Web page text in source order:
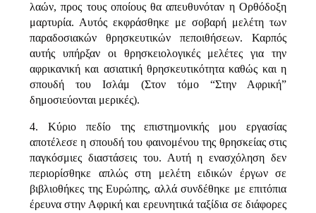
λαών, προς τους οποίους θα απευθυνόταν η Ορθόδοξη
μαρτυρία. Αυτός εκφράσθηκε με σοβαρή μελέτη των
παραδοσιακών θρησκευτικών πεποιθήσεων. Καρπός
αυτής υπήρξαν οι θρησκειολογικές μελέτες για την
αφρικανική και ασιατική θρησκευτικότητα καθώς και η
σπουδή του Ισλάμ (Στον τόμο “Στην Αφρική”
δημοσιεύονται μερικές).
4. Κύριο πεδίο της επιστημονικής μου εργασίας
αποτέλεσε η σπουδή του φαινομένου της θρησκείας στις
παγκόσμιες διαστάσεις του. Αυτή η ενασχόληση δεν
περιορίσθηκε απλώς στη μελέτη ειδικών έργων σε
βιβλιοθήκες της Ευρώπης, αλλά συνδέθηκε με επιτόπια
έρευνα στην Αφρική και ερευνητικά ταξίδια σε διάφορες